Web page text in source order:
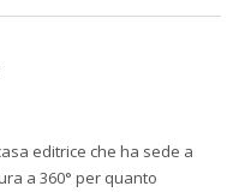
editrice che ha sede a
a 360° per quanto